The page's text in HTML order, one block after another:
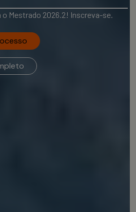
Mestrado 2026.2! Inscreva-se.